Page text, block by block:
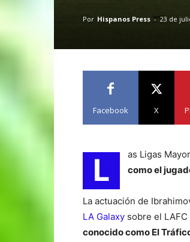
Por Hispanos Press - 23 de
Facebook X
L as Ligas
como el
La actuación de
LA Galaxy sobre el
conocido como El